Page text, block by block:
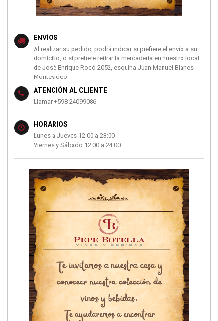
ENVÍOS
Al realizar su pedido, podrá indicar si prefiere el envío a su
domicilio, o si prefiere retirar la mercadería en nuestro local
de José Enrique Rodó 2052, esquina Juan Manuel Blanes -
Montevideo
ATENCIÓN AL CLIENTE
Llamar +598 24099086
HORARIOS
Lunes a Jueves 12:00 a 23:00
Viernes y Sábado 12:00 a 24:00